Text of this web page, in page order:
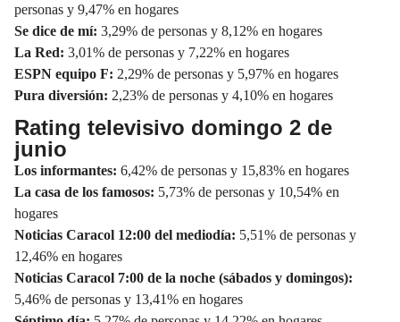
personas y 9,47% en hogares
Se dice de mí: 3,29% de personas y 8,12% en hogares
La Red: 3,01% de personas y 7,22% en hogares
ESPN equipo F: 2,29% de personas y 5,97% en hogares
Pura diversión: 2,23% de personas y 4,10% en hogares
Rating televisivo domingo 2 de
junio
Los informantes: 6,42% de personas y 15,83% en hogares
La casa de los famosos: 5,73% de personas y 10,54% en
hogares
Noticias Caracol 12:00 del mediodía: 5,51% de personas y
12,46% en hogares
Noticias Caracol 7:00 de la noche (sábados y domingos):
5,46% de personas y 13,41% en hogares